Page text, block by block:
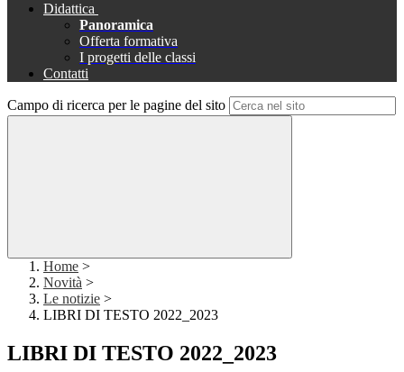
Didattica
Panoramica
Offerta formativa
I progetti delle classi
Contatti
Campo di ricerca per le pagine del sito
Home >
Novità >
Le notizie >
LIBRI DI TESTO 2022_2023
LIBRI DI TESTO 2022_2023